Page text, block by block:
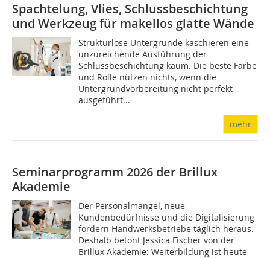
Spachtelung, Vlies, Schlussbeschichtung
und Werkzeug für makellos glatte Wände
Strukturlose Untergründe kaschieren eine
unzureichende Ausführung der
Schlussbeschichtung kaum. Die beste Farbe
und Rolle nützen nichts, wenn die
Untergrundvorbereitung nicht perfekt
ausgeführt...
mehr
Seminarprogramm 2026 der Brillux
Akademie
Der Personalmangel, neue
Kundenbedürfnisse und die Digitalisierung
fordern Handwerksbetriebe täglich heraus.
Deshalb betont Jessica Fischer von der
Brillux Akademie: Weiterbildung ist heute